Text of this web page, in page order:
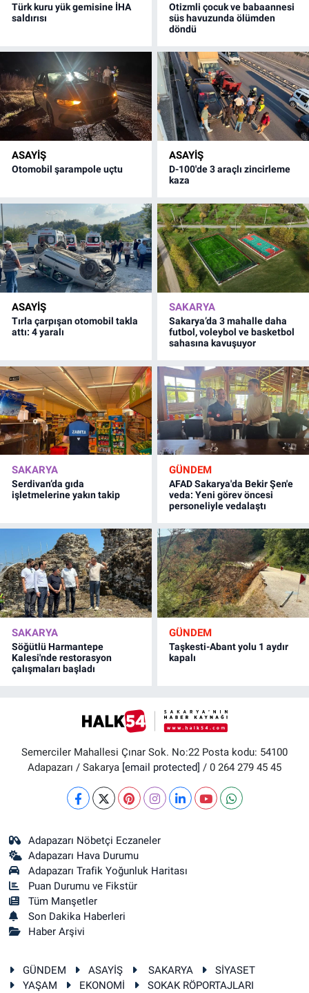
Türk kuru yük gemisine İHA
saldırısı
Otizmli çocuk ve babaannesi
süs havuzunda ölümden
döndü
ASAYİŞ
Otomobil şarampole uçtu
ASAYİŞ
D-100'de 3 araçlı zincirleme
kaza
ASAYİŞ
Tırla çarpışan otomobil takla
attı: 4 yaralı
SAKARYA
Sakarya’da 3 mahalle daha
futbol, voleybol ve basketbol
sahasına kavuşuyor
SAKARYA
Serdivan’da gıda
işletmelerine yakın takip
GÜNDEM
AFAD Sakarya'da Bekir Şen'e
veda: Yeni görev öncesi
personeliyle vedalaştı
SAKARYA
Söğütlü Harmantepe
Kalesi'nde restorasyon
çalışmaları başladı
GÜNDEM
Taşkesti-Abant yolu 1 aydır
kapalı
Semerciler Mahallesi Çınar Sok. No:22 Posta kodu: 54100
Adapazarı / Sakarya [email protected] / 0 264 279 45 45
Adapazarı Nöbetçi Eczaneler
Adapazarı Hava Durumu
Adapazarı Trafik Yoğunluk Haritası
Puan Durumu ve Fikstür
Tüm Manşetler
Son Dakika Haberleri
Haber Arşivi
GÜNDEM ASAYİŞ SAKARYA
SİYASET
YAŞAM
EKONOMİ SOKAK RÖPORTAJLARI